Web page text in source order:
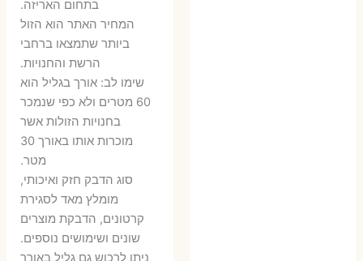
9 ₪.
6 ₪.
בתחום האריזה.
המחיר האתר הוא הזול
ביותר שתמצאו ברחבי
הרשת והחנויות.
שימו לב: אורך בגליל הוא
60 מטרים ולא כפי שנמכר
בחנויות הזולות אשר
מוכרות אותו באורך 30
מטר.
סוג הדבק חזק ואיכותי,
מומלץ מאד לסגירת
קרטונים, הדבקת מוצרים
שונים ושימושים נוספים.